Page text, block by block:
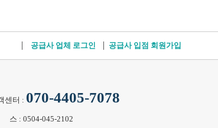
공급사 업체 로그인 공급사 입점 회원가입
센터 : 070-4405-7078
: 0504-045-2102